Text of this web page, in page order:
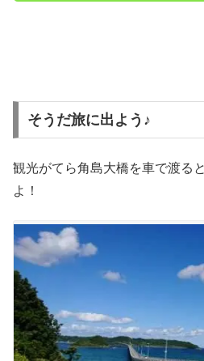
そうだ旅に出よう♪
観光がてら角島大橋を車で渡る
よ！